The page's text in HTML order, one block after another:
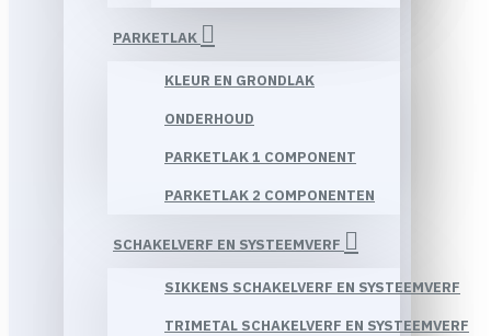
PARKETLAK
KLEUR EN GRONDLAK
ONDERHOUD
PARKETLAK 1 COMPONENT
PARKETLAK 2 COMPONENTEN
SCHAKELVERF EN SYSTEEMVERF
SIKKENS SCHAKELVERF EN SYSTEEMVERF
TRIMETAL SCHAKELVERF EN SYSTEEMVERF